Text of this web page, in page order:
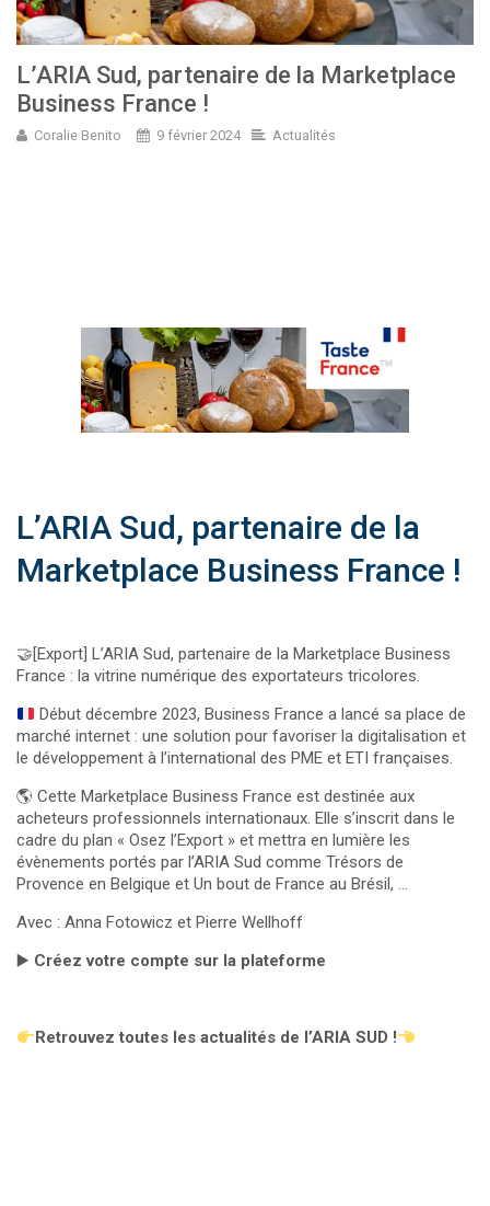
L’ARIA Sud, partenaire de la Marketplace
Business France !
Coralie Benito 9 février 2024 Actualités
L’ARIA Sud, partenaire de la
Marketplace Business France !
🤝[Export] L’ARIA Sud, partenaire de la Marketplace Business
France : la vitrine numérique des exportateurs tricolores.
Début décembre 2023, Business France a lancé sa place de
marché internet : une solution pour favoriser la digitalisation et
le développement à l’international des PME et ETI françaises.
🌎 Cette Marketplace Business France est destinée aux
acheteurs professionnels internationaux. Elle s’inscrit dans le
cadre du plan « Osez l’Export » et mettra en lumière les
évènements portés par l’ARIA Sud comme Trésors de
Provence en Belgique et Un bout de France au Brésil, …
Avec : Anna Fotowicz et Pierre Wellhoff
▶️ Créez votre compte sur la plateforme
Retrouvez toutes les actualités de l’ARIA SUD !